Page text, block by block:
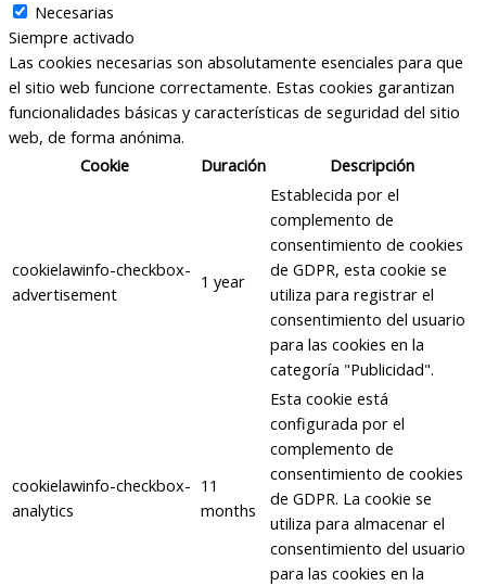
Necesarias
Siempre activado
Las cookies necesarias son absolutamente esenciales para que
el sitio web funcione correctamente. Estas cookies garantizan
funcionalidades básicas y características de seguridad del sitio
web, de forma anónima.
Cookie
Duración Descripción
cookielawinfo-checkbox-
advertisement
1 year
Establecida por el
complemento de
consentimiento de cookies
de GDPR, esta cookie se
utiliza para registrar el
consentimiento del usuario
para las cookies en la
categoría "Publicidad".
cookielawinfo-checkbox-
analytics
11
months
Esta cookie está
configurada por el
complemento de
consentimiento de cookies
de GDPR. La cookie se
utiliza para almacenar el
consentimiento del usuario
para las cookies en la